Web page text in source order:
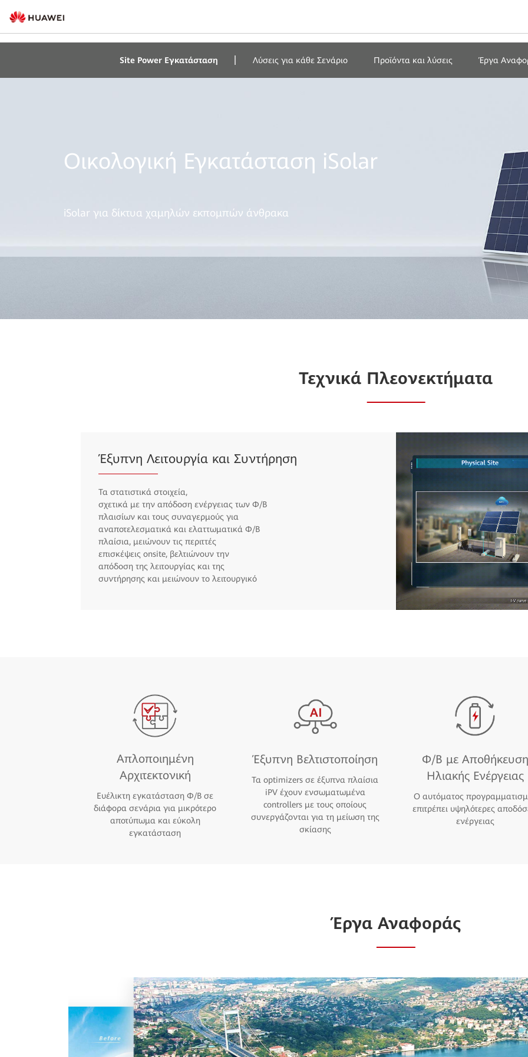
Site Power Εγκατάσταση Λύσεις για κάθε Σενάριο Προϊόντα και λύσεις Έργα
Οικολογική Εγκατάσταση iSolar
iSolar για δίκτυα χαμηλών εκπομπών άνθρακα
Τεχνικά Πλεονεκτήματα
Έξυπνη Λειτουργία και Συντήρηση
Τα στατιστικά στοιχεία,
σχετικά με την απόδοση ενέργειας των Φ/Β
πλαισίων και τους συναγερμούς για
αναποτελεσματικά και ελαττωματικά Φ/Β
πλαίσια, μειώνουν τις περιττές
επισκέψεις onsite, βελτιώνουν την
απόδοση της λειτουργίας και της
συντήρησης και μειώνουν το λειτουργικό
Απλοποιημένη
Αρχιτεκτονική
Ευέλικτη εγκατάσταση Φ/Β σε
διάφορα σενάρια για μικρότερο
αποτύπωμα και εύκολη
εγκατάσταση
Έξυπνη Βελτιστοποίηση
Τα optimizers σε έξυπνα πλαίσια
iPV έχουν ενσωματωμένα
controllers με τους οποίους
συνεργάζονται για τη μείωση της
σκίασης
Φ/Β με Αποθήκευση
Ηλιακής Ενέργειας
Ο αυτόματος
επιτρέπει υψηλότερες
ενέργειας
Έργα Αναφοράς